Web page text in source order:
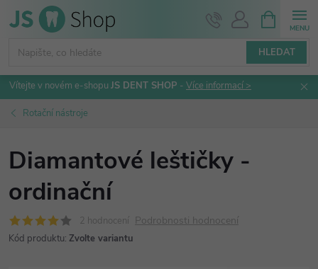
Přejít
na
HLEDAT
NÁKUPNÍ
KOŠÍK
Vítejte v novém e-shopu JS DENT SHOP - Více informací >
Rotační nástroje
Diamantové leštičky -
ordinační
2 hodnocení Podrobnosti hodnocení
Kód produktu: Zvolte variantu